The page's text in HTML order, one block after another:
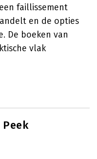
faillissement
en de opties
De boeken van
vlak
Peek